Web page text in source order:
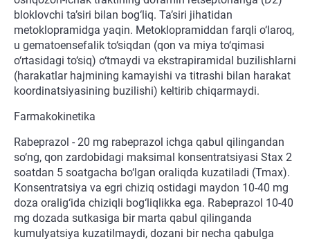
bloklovchi ta’siri bilan bog‘liq. Ta’siri jihatidan
metoklopramidga yaqin. Metoklopramiddan farqli o‘laroq,
u gematoensefalik to‘siqdan (qon va miya to‘qimasi
o‘rtasidagi to‘siq) o‘tmaydi va ekstrapiramidal buzilishlarni
(harakatlar hajmining kamayishi va titrashi bilan harakat
koordinatsiyasining buzilishi) keltirib chiqarmaydi.
Farmakokinetika
Rabeprazol - 20 mg rabeprazol ichga qabul qilingandan
so‘ng, qon zardobidagi maksimal konsentratsiyasi Stax 2
soatdan 5 soatgacha bo‘lgan oraliqda kuzatiladi (Tmax).
Konsentratsiya va egri chiziq ostidagi maydon 10-40 mg
doza oralig‘ida chiziqli bog‘liqlikka ega. Rabeprazol 10-40
mg dozada sutkasiga bir marta qabul qilinganda
kumulyatsiya kuzatilmaydi, dozani bir necha qabulga